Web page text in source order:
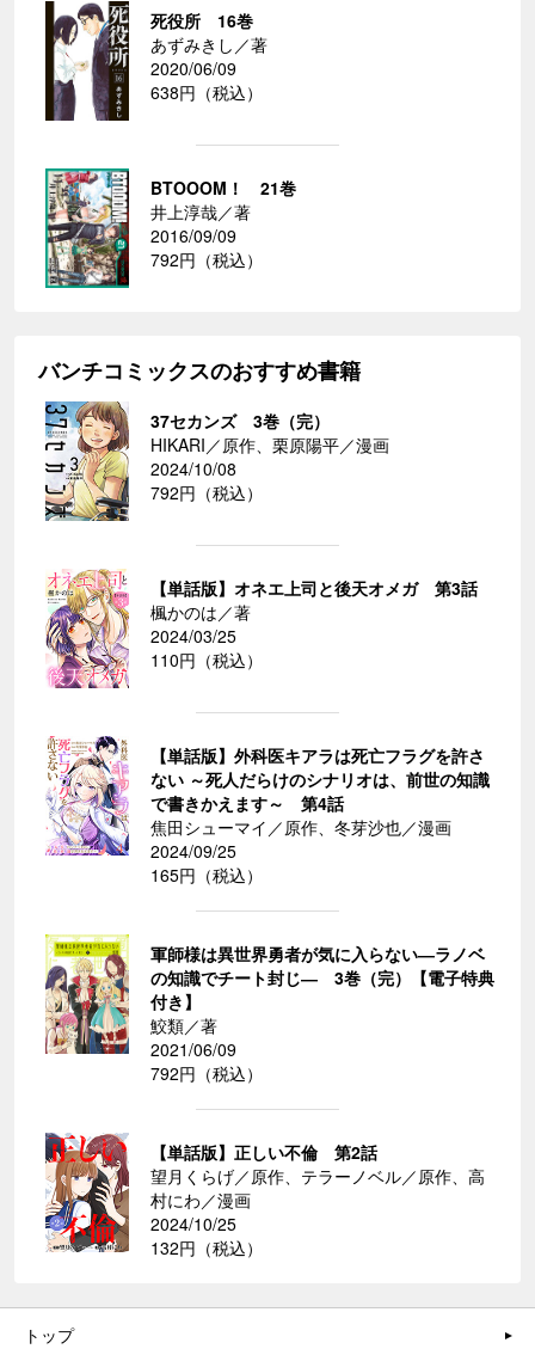
死役所 16巻
あずみきし／著
2020/06/09
638円（税込）
BTOOOM！ 21巻
井上淳哉／著
2016/09/09
792円（税込）
バンチコミックスのおすすめ書籍
37セカンズ 3巻（完）
HIKARI／原作、栗原陽平／漫画
2024/10/08
792円（税込）
【単話版】オネエ上司と後天オメガ 第3話
楓かのは／著
2024/03/25
110円（税込）
【単話版】外科医キアラは死亡フラグを許さ
ない ～死人だらけのシナリオは、前世の知識
で書きかえます～ 第4話
焦田シューマイ／原作、冬芽沙也／漫画
2024/09/25
165円（税込）
軍師様は異世界勇者が気に入らない―ラノベ
の知識でチート封じ― 3巻（完）【電子特典
付き】
鮫類／著
2021/06/09
792円（税込）
【単話版】正しい不倫 第2話
望月くらげ／原作、テラーノベル／原作、高
村にわ／漫画
2024/10/25
132円（税込）
トップ